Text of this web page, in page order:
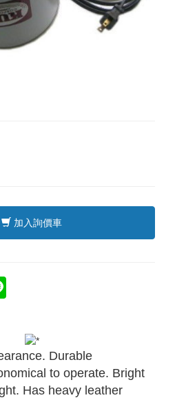
加入詢價車
Durable
to operate. Bright
Has heavy leather